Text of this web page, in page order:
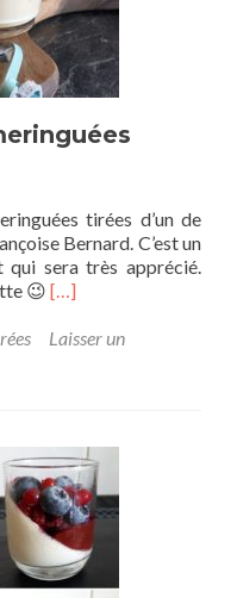
tirées d’un de
Bernard. C’est un
sera très apprécié.
😉 […]
Laisser un